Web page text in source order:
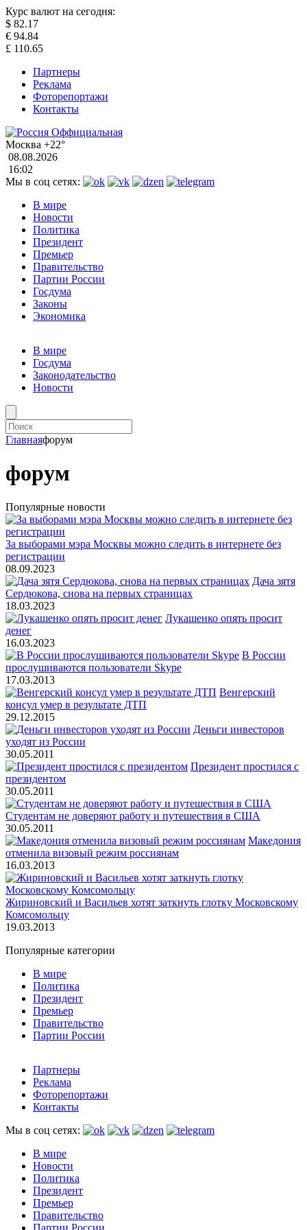
Курс валют на сегодня:
$ 82.17
€ 94.84
£ 110.65
Партнеры
Реклама
Фоторепортажи
Контакты
Москва +22°
08.08.2026
16:02
Мы в соц сетях:
В мире
Новости
Политика
Президент
Премьер
Правительство
Партии России
Госдума
Законы
Экономика
В мире
Госдума
Законодательство
Новости
Главнаяфорум
форум
Популярные новости
За выборами мэра Москвы можно следить в интернете без
регистрации
08.09.2023
Дача зятя
Сердюкова, снова на первых страницах
18.03.2023
Лукашенко опять просит
денег
16.03.2023
В России
прослушиваются пользователи Skype
17.03.2013
Венгерский
консул умер в результате ДТП
29.12.2015
Деньги инвесторов
уходят из России
30.05.2011
Президент простился с
президентом
30.05.2011
Студентам не доверяют работу и путешествия в США
30.05.2011
Македония
отменила визовый режим россиянам
16.03.2013
Жириновский и Васильев хотят заткнуть глотку Московскому
Комсомольцу
19.03.2013
Популярные категории
В мире
Политика
Президент
Премьер
Правительство
Партии России
Партнеры
Реклама
Фоторепортажи
Контакты
Мы в соц сетях:
В мире
Новости
Политика
Президент
Премьер
Правительство
Партии России